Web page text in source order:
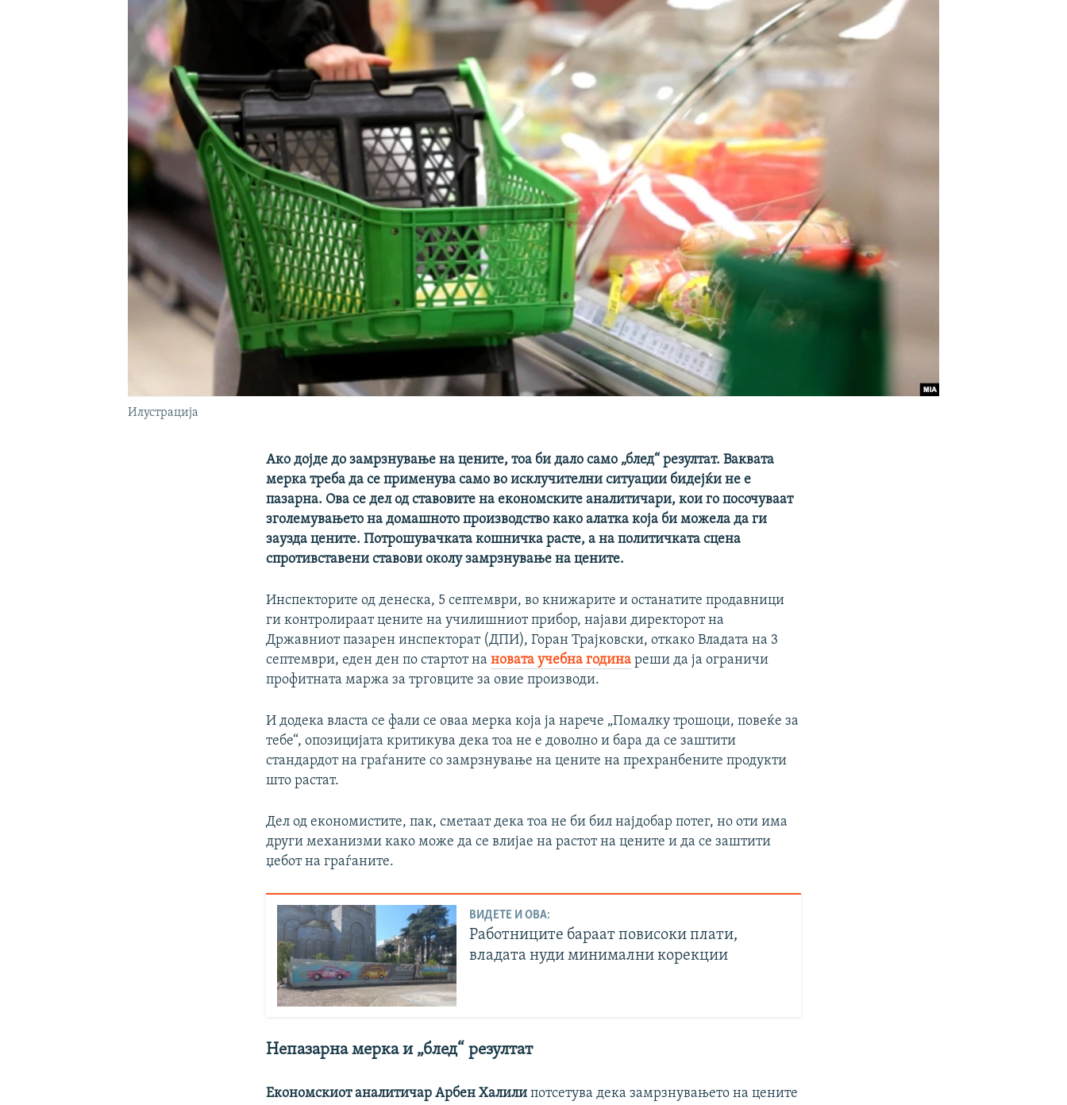
Илустрација
Ако дојде до замрзнување на цените, тоа би дало само „блед“ резултат. Ваквата
мерка треба да се применува само во исклучителни ситуации бидејќи не е
пазарна. Ова се дел од ставовите на економските аналитичари, кои го посочуваат
зголемувањето на домашното производство како алатка која би можела да ги
заузда цените. Потрошувачката кошничка расте, а на политичката сцена
спротивставени ставови околу замрзнување на цените.
Инспекторите од денеска, 5 септември, во книжарите и останатите продавници
ги контролираат цените на училишниот прибор, најави директорот на
Државниот пазарен инспекторат (ДПИ), Горан Трајковски, откако Владата на 3
септември, еден ден по стартот нановата учебна година реши да ја ограничи
профитната маржа за трговците за овие производи.
И додека власта се фали се оваа мерка која ја нарече „Помалку трошоци, повеќе за
тебе“, опозицијата критикува дека тоа не е доволно и бара да се заштити
стандардот на граѓаните со замрзнување на цените на прехранбените продукти
што растат.
Дел од економистите, пак, сметаат дека тоа не би бил најдобар потег, но оти има
други механизми како може да се влијае на растот на цените и да се заштити
џебот на граѓаните.
ВИДЕТЕ И ОВА:
Работниците бараат повисоки плати,
владата нуди минимални корекции
Непазарна мерка и „блед“ резултат
Економскиот аналитичар Арбен Халилипотсетува дека замрзнувањето на цените